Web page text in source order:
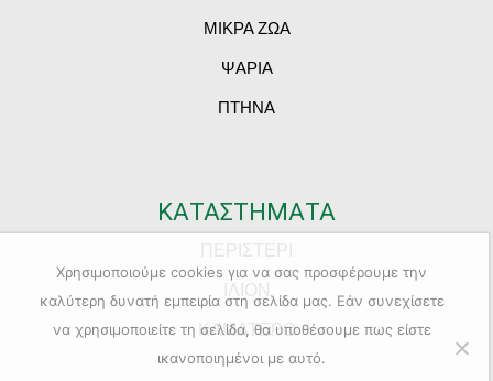
ΜΙΚΡΑ ΖΩΑ
ΨΑΡΙΑ
ΠΤΗΝΑ
ΚΑΤΑΣΤΗΜΑΤΑ
ΚΑΜΑΤΕΡΟ
Χρησιμοποιούμε cookies για να σας προσφέρουμε την
καλύτερη δυνατή εμπειρία στη σελίδα μας. Εάν συνεχίσετε
να χρησιμοποιείτε τη σελίδα, θα υποθέσουμε πως είστε
ικανοποιημένοι με αυτό.